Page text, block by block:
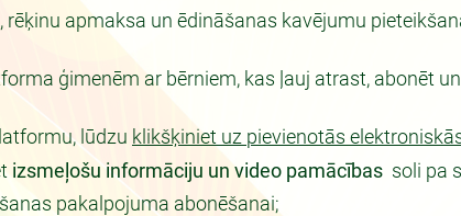
rēķinu apmaksa un ēdināšanas kavējumu
ģimenēm ar bērniem, kas ļauj atrast, abonēt
lūdzu klikšķiniet uz pievienotās
izsmeļošu informāciju un video pamācības soli pa
pakalpojuma abonēšanai;